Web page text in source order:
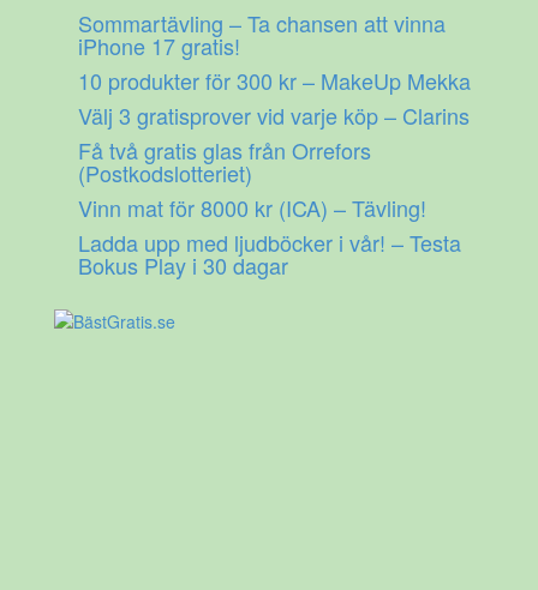
Sommartävling – Ta chansen att vinna
iPhone 17 gratis!
10 produkter för 300 kr – MakeUp Mekka
Välj 3 gratisprover vid varje köp – Clarins
Få två gratis glas från Orrefors
(Postkodslotteriet)
Vinn mat för 8000 kr (ICA) – Tävling!
Ladda upp med ljudböcker i vår! – Testa
Bokus Play i 30 dagar